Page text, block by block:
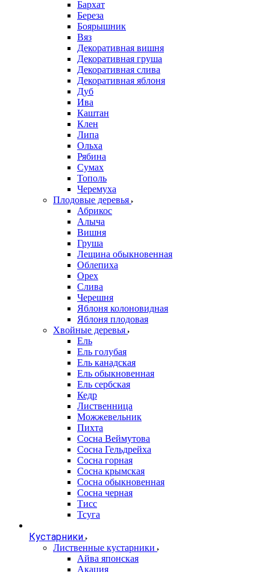
Бархат
Береза
Боярышник
Вяз
Декоративная вишня
Декоративная груша
Декоративная слива
Декоративная яблоня
Дуб
Ива
Каштан
Клен
Липа
Ольха
Рябина
Сумах
Тополь
Черемуха
Плодовые деревья
Абрикос
Алыча
Вишня
Груша
Лещина обыкновенная
Облепиха
Орех
Слива
Черешня
Яблоня колоновидная
Яблоня плодовая
Хвойные деревья
Ель
Ель голубая
Ель канадская
Ель обыкновенная
Ель сербская
Кедр
Лиственница
Можжевельник
Пихта
Сосна Веймутова
Сосна Гельдрейха
Сосна горная
Сосна крымская
Сосна обыкновенная
Сосна черная
Тисс
Тсуга
Кустарники
Лиственные кустарники
Айва японская
Акация